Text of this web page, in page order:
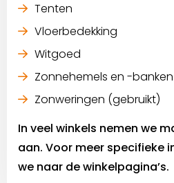
Tenten
Vloerbedekking
Witgoed
Zonnehemels en -banken
Zonweringen (gebruikt)
In veel winkels nemen we
aan. Voor meer specifieke
we naar de winkelpagina’s.